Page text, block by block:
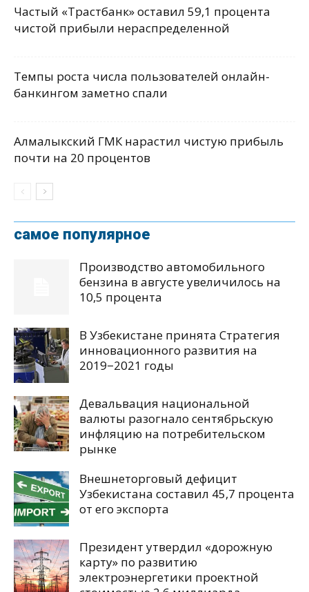
Частый «Трастбанк» оставил 59,1 процента
чистой прибыли нераспределенной
Темпы роста числа пользователей онлайн-
банкингом заметно спали
Алмалыкский ГМК нарастил чистую прибыль
почти на 20 процентов
самое популярное
Производство автомобильного
бензина в августе увеличилось на
10,5 процента
В Узбекистане принята Стратегия
инновационного развития на
2019−2021 годы
Девальвация национальной
валюты разогнало сентябрьскую
инфляцию на потребительском
рынке
Внешнеторговый дефицит
Узбекистана составил 45,7 процента
от его экспорта
Президент утвердил «дорожную
карту» по развитию
электроэнергетики проектной